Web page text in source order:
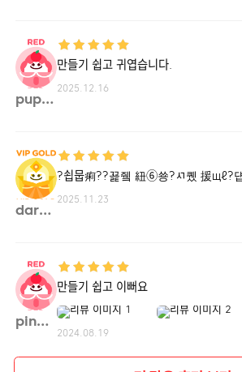
pupu9**
만들기 쉽고 귀엽습니다.
2025.12.16
daram**
?쇱뭅痢??꾩쥌 紐⑥쑝?ㅺ퀬 援щℓ?
2025.11.23
pinek**
만들기 쉽고 이뻐요
2024.08.19